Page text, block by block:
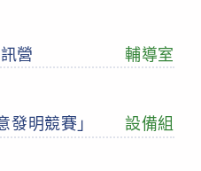
營 輔導室
明競賽」 設備組